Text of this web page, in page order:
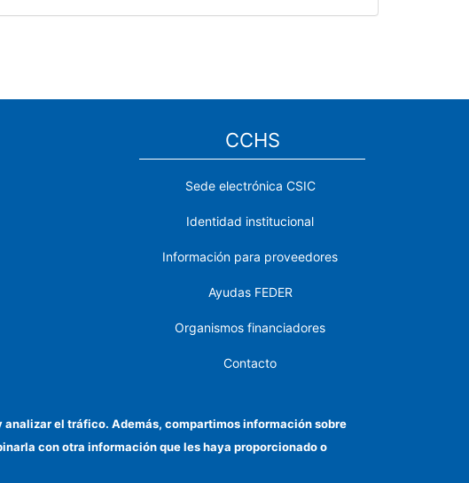
CCHS
Sede electrónica CSIC
Identidad institucional
Información para proveedores
Ayudas FEDER
Organismos financiadores
Contacto
el tráfico. Además, compartimos información sobre
con otra información que les haya proporcionado o